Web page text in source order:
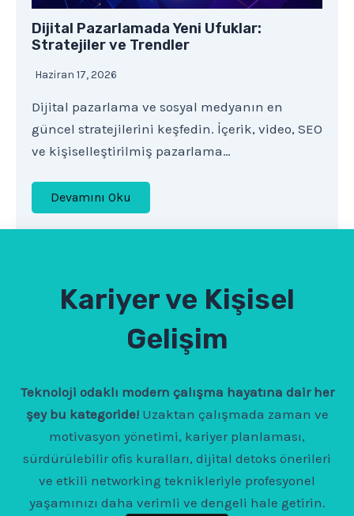
Dijital Pazarlamada Yeni Ufuklar:
Stratejiler ve Trendler
Haziran 17, 2026
Dijital pazarlama ve sosyal medyanın en
güncel stratejilerini keşfedin. İçerik, video, SEO
ve kişiselleştirilmiş pazarlama…
Devamını Oku
Kariyer ve Kişisel
Gelişim
Teknoloji odaklı modern çalışma hayatına dair her
şey bu kategoride!Uzaktan çalışmada zaman ve
motivasyon yönetimi, kariyer planlaması,
sürdürülebilir ofis kuralları, dijital detoks önerileri
ve etkili networking teknikleriyle profesyonel
yaşamınızı daha verimli ve dengeli hale getirin.